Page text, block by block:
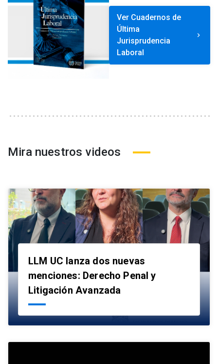
Ver Cuadernos de
Última
Jurisprudencia
Laboral
keyboard_arrow_right
Mira nuestros videos
LLM UC lanza dos nuevas
menciones: Derecho Penal y
Litigación Avanzada